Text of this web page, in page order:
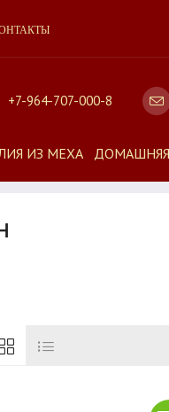
+7-964-707-000-8
ИЗ МЕХА